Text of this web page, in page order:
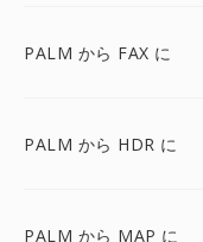
PALM から FAX に
PALM から HDR に
PALM から MAP に